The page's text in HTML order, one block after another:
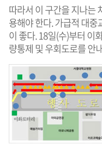
따라서 이 구간을 지나는
용해야 한다. 가급적 대
이 좋다. 18일(수)부터 이
량통제 및 우회도로를 안